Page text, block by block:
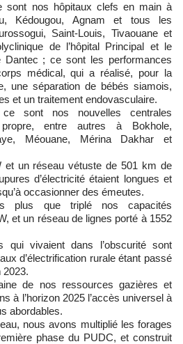
sont nos hôpitaux clefs en main à
Kédougou, Agnam et tous les
Saint-Louis, Tivaouane et
de l’hôpital Principal et le
Dantec ; ce sont les performances
médical, qui a réalisé, pour la
une séparation de bébés siamois,
et un traitement endovasculaire.
sont nos nouvelles centrales
entre autres à Bokhole,
Méouane, Mérina Dakhar et
et un réseau vétuste de 501 km de
d’électricité étaient longues et
occasionner des émeutes.
plus que triplé nos capacités
et un réseau de lignes porté à 1552
qui vivaient dans l’obscurité sont
d’électrification rurale étant passé
2023.
de nos ressources gazières et
à l’horizon 2025 l’accès universel à
abordables.
nous avons multiplié les forages
phase du PUDC, et construit